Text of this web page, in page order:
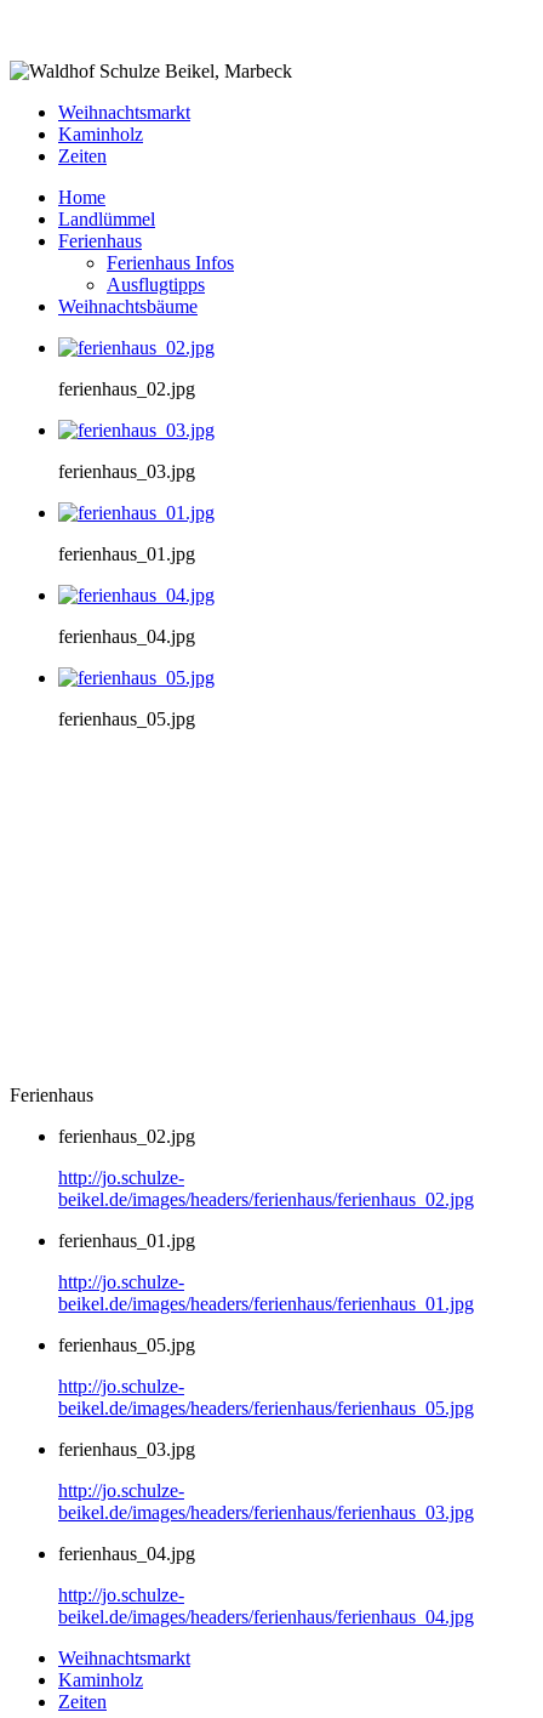
Weihnachtsmarkt
Kaminholz
Zeiten
Home
Landlümmel
Ferienhaus
Ferienhaus Infos
Ausflugtipps
Weihnachtsbäume
ferienhaus_02.jpg
ferienhaus_03.jpg
ferienhaus_01.jpg
ferienhaus_04.jpg
ferienhaus_05.jpg
Ferienhaus
ferienhaus_02.jpg
http://jo.schulze-
beikel.de/images/headers/ferienhaus/ferienhaus_02.jpg
ferienhaus_01.jpg
http://jo.schulze-
beikel.de/images/headers/ferienhaus/ferienhaus_01.jpg
ferienhaus_05.jpg
http://jo.schulze-
beikel.de/images/headers/ferienhaus/ferienhaus_05.jpg
ferienhaus_03.jpg
http://jo.schulze-
beikel.de/images/headers/ferienhaus/ferienhaus_03.jpg
ferienhaus_04.jpg
http://jo.schulze-
beikel.de/images/headers/ferienhaus/ferienhaus_04.jpg
Weihnachtsmarkt
Kaminholz
Zeiten